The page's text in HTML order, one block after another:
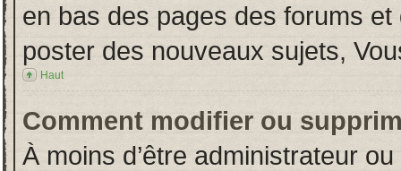
en bas des pages des forums
poster des nouveaux sujets,
Haut
Comment modifier ou
À moins d’être administrateur